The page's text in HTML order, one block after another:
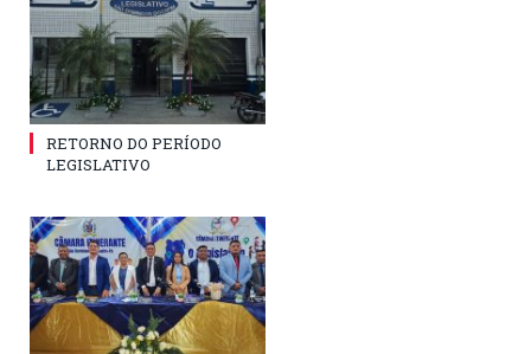
RETORNO DO PERÍODO
LEGISLATIVO